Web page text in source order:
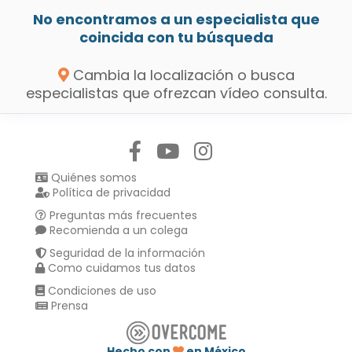
No encontramos a un especialista que
coincida con tu búsqueda
Cambia la localización o busca
especialistas que ofrezcan vídeo consulta.
Quiénes somos
Política de privacidad
Preguntas más frecuentes
Recomienda a un colega
Seguridad de la información
Como cuidamos tus datos
Condiciones de uso
Prensa